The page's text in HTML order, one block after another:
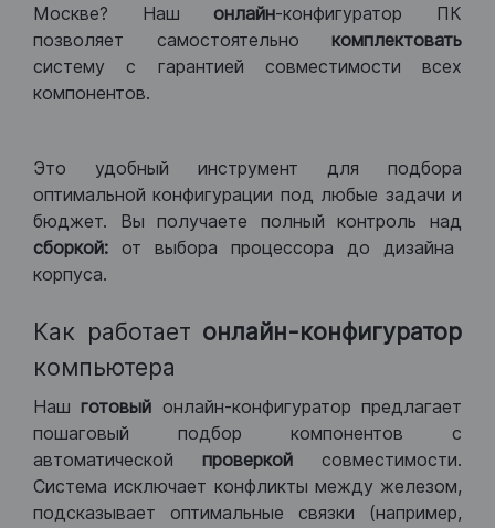
Москве? Нашонлайн-конфигуратор ПК
позволяет самостоятельно комплектовать
систему с гарантией совместимости всех
компонентов.
Это удобный инструмент для подбора
оптимальной конфигурации под любые задачи и
бюджет. Вы получаете полный контроль над
сборкой: от выбора процессора до дизайна
корпуса.
Как работает онлайн-конфигуратор
компьютера
Нашготовый онлайн-конфигуратор предлагает
пошаговый подбор компонентов с
автоматической проверкой совместимости.
Система исключает конфликты между железом,
подсказывает оптимальные связки (например,